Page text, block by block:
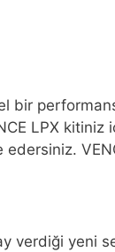
bir
LPX
edersiniz.
yeni